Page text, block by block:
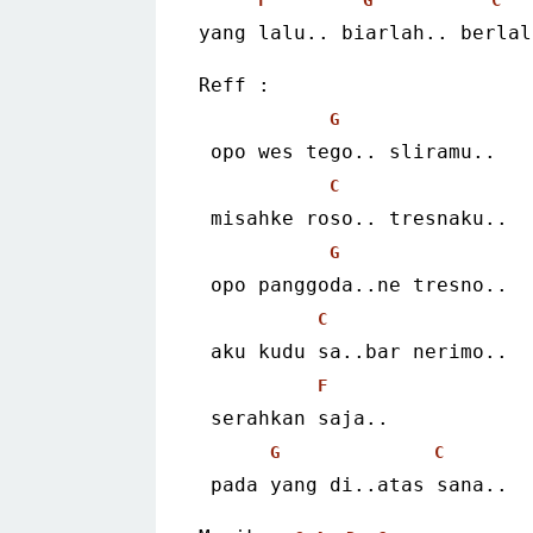
yang lalu.. biarlah..
Reff :
G
opo wes tego.. sliramu..
C
misahke roso.. tresnaku..
G
opo panggoda..ne tresno..
C
aku kudu sa..bar nerimo..
F
serahkan saja..
G C
pada yang di..atas sana..